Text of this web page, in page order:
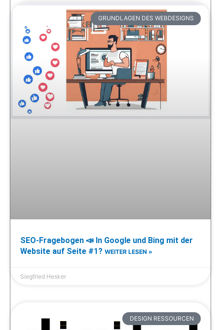
GRUNDLAGEN DES WEBDESIGNS
SEO-Fragebogen 📣 In Google und Bing mit der
Website auf Seite #1? WEITER LESEN »
Siegfried Hesker
DESIGN RESSOURCEN